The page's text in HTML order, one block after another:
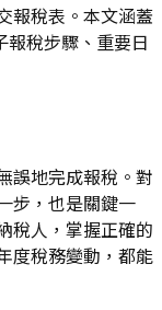
報稅表。本文涵蓋
稅步驟、重要日
誤地完成報稅。對
步，也是關鍵一
稅人，掌握正確的
度稅務變動，都能